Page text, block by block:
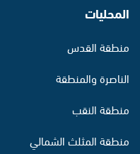
المحليات
منطقة القدس
الناصرة والمنطقة
منطقة النقب
منطقة المثلث الشمالي